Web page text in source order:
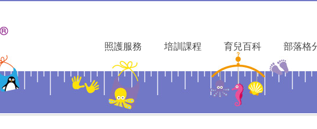
照護服務 培訓課程 育兒百科 部落格